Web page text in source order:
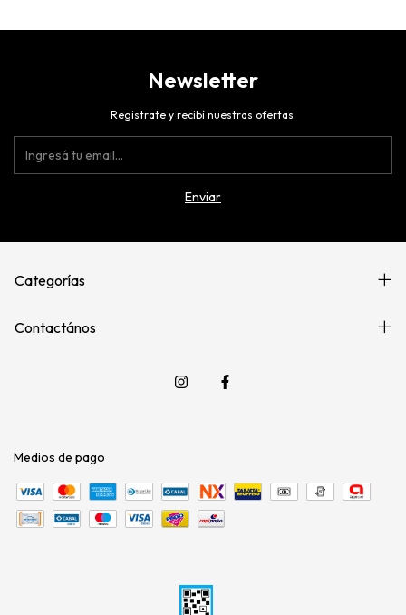
Newsletter
Registrate y recibí nuestras ofertas.
Categorías
Contactános
Medios de pago